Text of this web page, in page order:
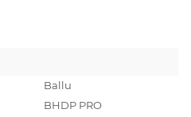
Ballu
BHDP PRO